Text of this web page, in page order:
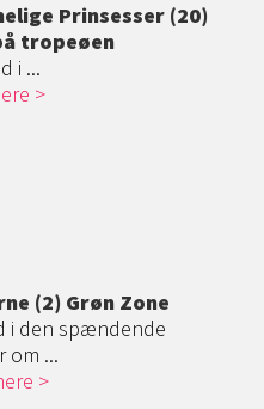
Prinsesser (20)
tropeøen
i ...
(2) Grøn Zone
i den spændende
om ...